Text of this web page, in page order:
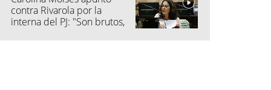
contra Rivarola por la
interna del PJ: "Son brutos,